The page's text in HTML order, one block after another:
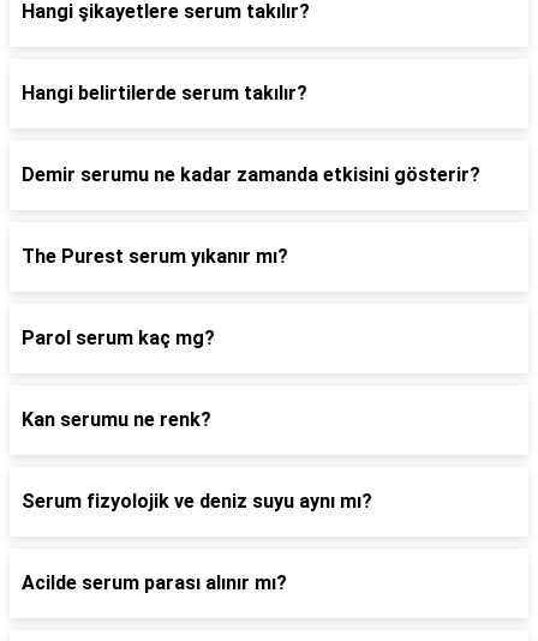
Hangi şikayetlere serum takılır?
Hangi belirtilerde serum takılır?
Demir serumu ne kadar zamanda etkisini gösterir?
The Purest serum yıkanır mı?
Parol serum kaç mg?
Kan serumu ne renk?
Serum fizyolojik ve deniz suyu aynı mı?
Acilde serum parası alınır mı?